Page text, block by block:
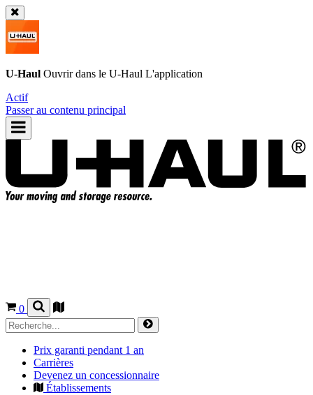
U-Haul Ouvrir dans le U-Haul L'application
Actif
Passer au contenu principal
0
Prix garanti pendant 1 an
Carrières
Devenez un concessionnaire
Établissements